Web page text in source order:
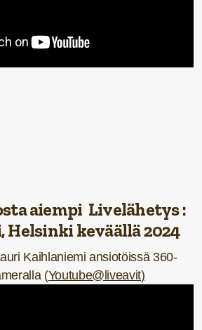
aiempi Livelähetys :
keväällä 2024
Kaihlaniemi ansiotöissä 360-
(Youtube@liveavit)